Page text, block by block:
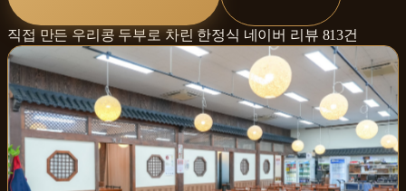
직접 만든 우리콩 두부로 차린 한정식 네이버 리뷰 813건